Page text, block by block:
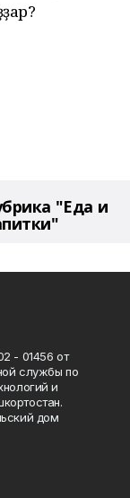
"Еда и
- 01456 от
службы по
и
дом